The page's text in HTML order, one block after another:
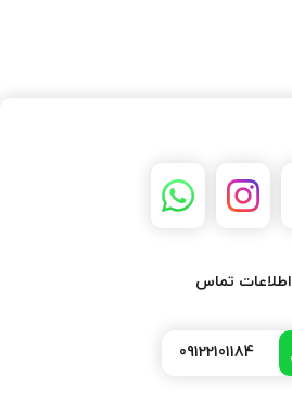
اطلاعات تماس
09122101184